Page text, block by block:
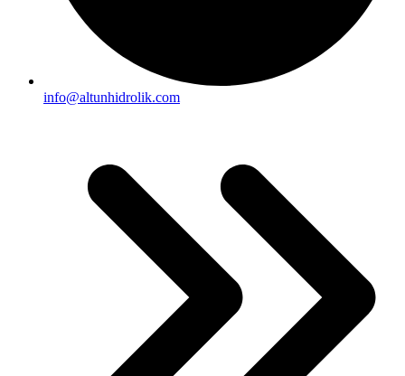
info@altunhidrolik.com